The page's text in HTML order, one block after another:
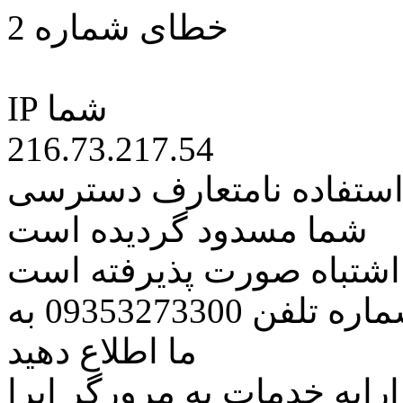
خطای شماره 2
IP شما
216.73.217.54
نامتعارف دسترسی
شما مسدود گردیده است
اشتباه صورت پذیرفته است
مراتب این مسئله را از طریق شماره تلفن 09353273300 به
ما اطلاع دهید
خدمات به مرورگر اپرا